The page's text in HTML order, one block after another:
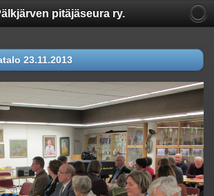
pitäjäseura ry.
23.11.2013